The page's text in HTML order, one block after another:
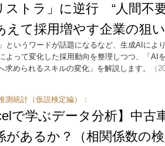
ストラ」に逆行 “人間不
えて採用増やす企業の狙い
というワードが話題になるなど、生成AIによ
よって変化した採用動向を整理しつつ、「AI
められるスキルの変化」を解説します。
（
測統計（仮説検定編）：
で学ぶデータ分析】中古
があるか？（相関係数の